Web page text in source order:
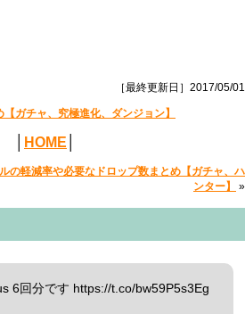
［最終更新日］2017/05/01
ガチャ、究極進化、ダンジョン】
HOME
の軽減率や必要なドロップ数まとめ【ガチャ、ハ
ンター】
»
6回分です https://t.co/bw59P5s3Eg